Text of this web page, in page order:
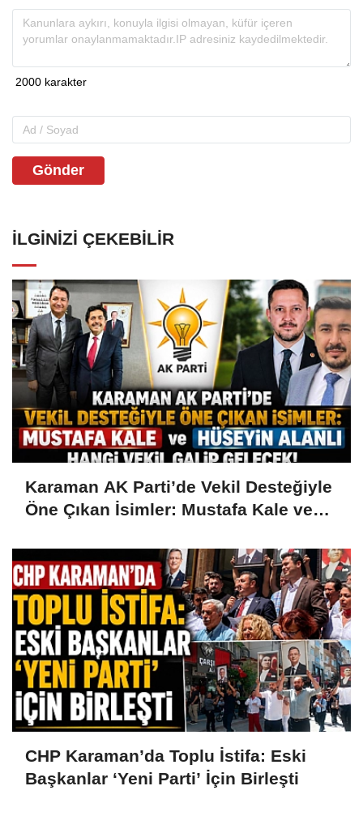
Gönder
İLGINIZI ÇEKEBILIR
Karaman AK Parti’de Vekil Desteğiyle
Öne Çıkan İsimler: Mustafa Kale ve
CHP Karaman’da Toplu İstifa: Eski
Başkanlar ‘Yeni Parti’ İçin Birleşti